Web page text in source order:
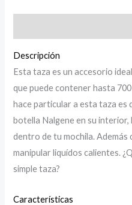
Descripción
Esta taza es un accesorio
que puede contener hasta
hace particular a esta taza es
botella Nalgene en su
dentro de tu mochila. Además
manipular liquídos calientes.
simple taza?
Características